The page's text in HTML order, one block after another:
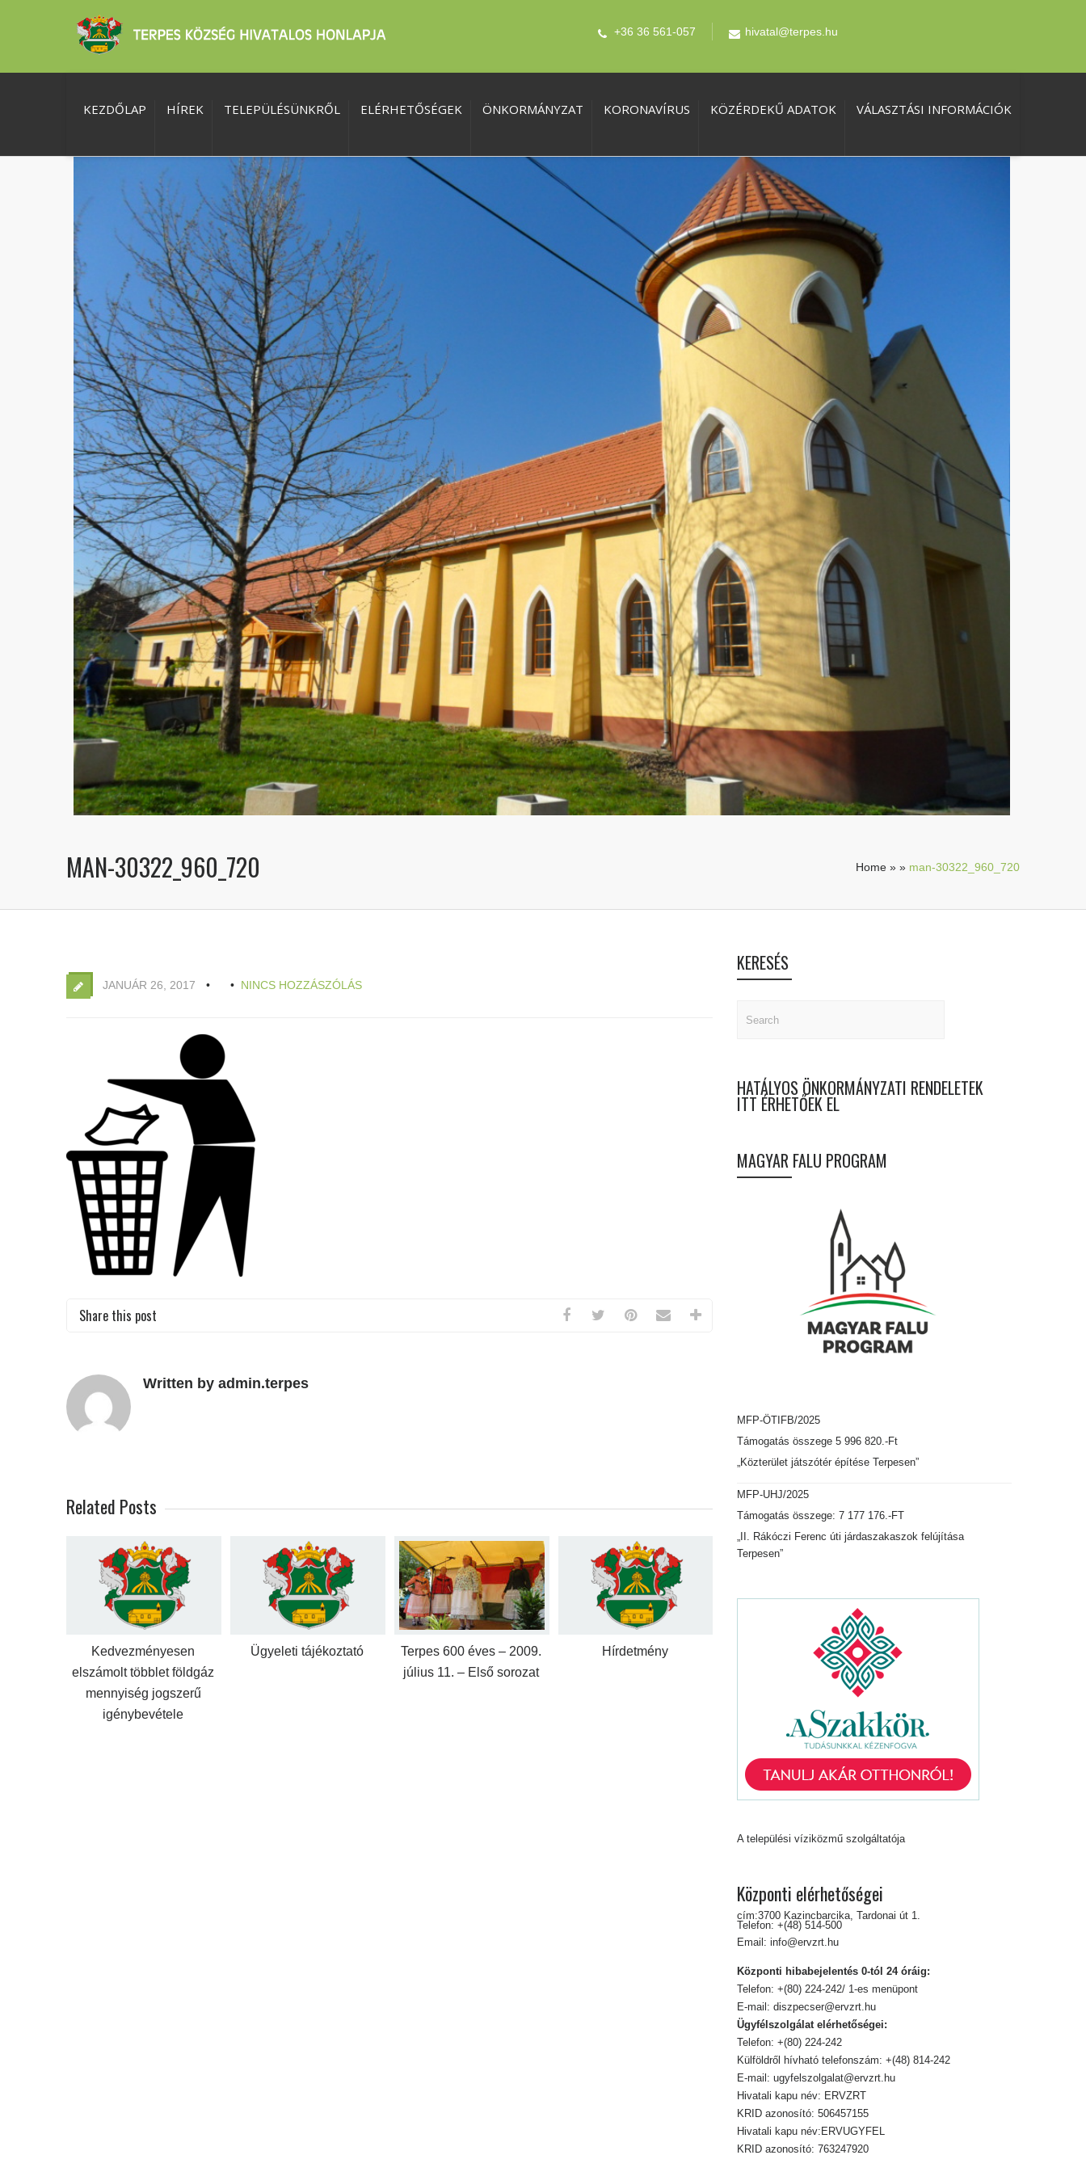
+36 36 561-057 hivatal@terpes.hu
KEZDŐLAP HÍREK TELEPÜLÉSÜNKRŐL ELÉRHETŐSÉGEK ÖNKORMÁNYZAT KORONAVÍRUS KÖZÉRDEKŰ ADATOK VÁLASZTÁSI INFORMÁCIÓK
MAN-30322_960_720 Home » » man-30322_960_720
JANUÁR 26, 2017 NINCS HOZZÁSZÓLÁS
Share this post
Written by admin.terpes
Related Posts
Kedvezményesen
elszámolt többlet földgáz
mennyiség jogszerű
igénybevétele
Ügyeleti tájékoztató
Terpes 600 éves – 2009.
július 11. – Első sorozat
Hírdetmény
KERESÉS
HATÁLYOS ÖNKORMÁNYZATI RENDELETEK
ITT ÉRHETŐEK EL
MAGYAR FALU PROGRAM
MFP-ÖTIFB/2025
Támogatás összege 5 996 820.-Ft
„Közterület játszótér építése Terpesen”
MFP-UHJ/2025
Támogatás összege: 7 177 176.-FT
„II. Rákóczi Ferenc úti járdaszakaszok felújítása
Terpesen”
A települési víziközmű szolgáltatója
Központi elérhetőségei
cím:3700 Kazincbarcika, Tardonai út 1.
Telefon: +(48) 514-500
Email: info@ervzrt.hu
Központi hibabejelentés 0-tól 24 óráig:
Telefon: +(80) 224-242/ 1-es menüpont
E-mail: diszpecser@ervzrt.hu
Ügyfélszolgálat elérhetőségei:
Telefon: +(80) 224-242
Külföldről hívható telefonszám: +(48) 814-242
E-mail: ugyfelszolgalat@ervzrt.hu
Hivatali kapu név: ERVZRT
KRID azonosító: 506457155
Hivatali kapu név:ERVUGYFEL
KRID azonosító: 763247920